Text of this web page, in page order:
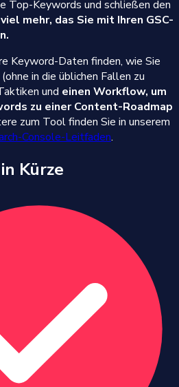
Top-Keywords und schließen den
viel mehr, das Sie mit Ihren GSC-
Keyword-Daten finden, wie Sie
in die üblichen Fallen zu
und einen Workflow, um
zu einer Content-Roadmap
zum Tool finden Sie in unserem
Console-Leitfaden.
Kürze